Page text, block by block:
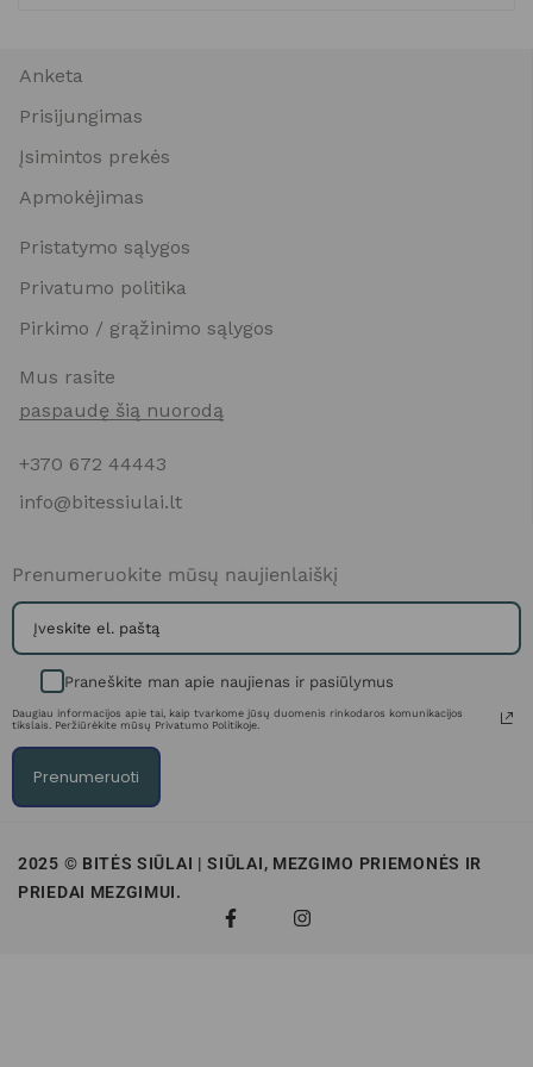
Anketa
Prisijungimas
Įsimintos prekės
Apmokėjimas
Pristatymo sąlygos
Privatumo politika
Pirkimo / grąžinimo sąlygos
Mus rasite
paspaudę šią nuorodą
+370 672 44443
info@bitessiulai.lt
Prenumeruokite mūsų naujienlaiškį
Praneškite man apie naujienas ir pasiūlymus
Daugiau informacijos apie tai, kaip tvarkome jūsų duomenis rinkodaros komunikacijos
tikslais. Peržiūrėkite mūsų Privatumo Politikoje.
Prenumeruoti
2025 © BITĖS SIŪLAI | SIŪLAI, MEZGIMO PRIEMONĖS IR
PRIEDAI MEZGIMUI.